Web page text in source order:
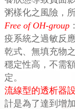
粥樣化之風險，
Free of OH-group
疫系統之過敏反應
乾式、無填充物
穩定性高，不需
定。
流線型的透析器
計是為了達到增